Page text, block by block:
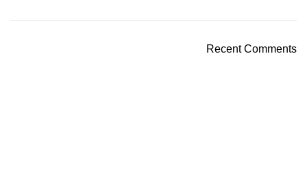
Recent Comments